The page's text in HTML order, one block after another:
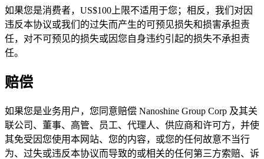
如果您是消费者，US$100上限不适用于您；相反，我们对因
违反本协议或我们的过失而产生的可预见损失和损害承担责
任，对不可预见的损失或因您自身违约引起的损失不承担责
任。
赔偿
如果您是业务用户，您同意赔偿 Nanoshine Group Corp 及其关
联公司、董事、高管、员工、代理人、供应商和许可方，并使
其免受因您使用本网站、您的内容，或您的任何故意不当行
为、过失或违反本协议而导致的或相关的任何第三方索赔、诉